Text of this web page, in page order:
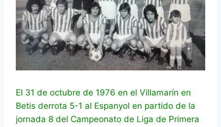
El 31 de octubre de 1976 en el Villamarín en
Betis derrota 5-1 al Espanyol en partido de la
jornada 8 del Campeonato de Liga de Primera